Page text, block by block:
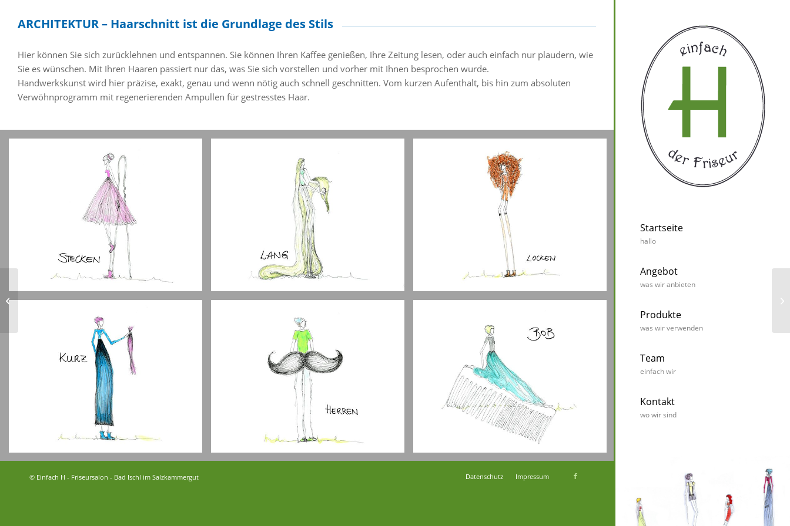
Startseite
hallo
Angebot
was wir anbieten
Produkte
was wir verwenden
Team
einfach wir
Kontakt
wo wir sind
ARCHITEKTUR – Haarschnitt ist die Grundlage des Stils
Hier können Sie sich zurücklehnen und entspannen. Sie können Ihren Kaffee genießen, Ihre Zeitung lesen, oder auch einfach nur plaudern, wie
Sie es wünschen. Mit Ihren Haaren passiert nur das, was Sie sich vorstellen und vorher mit Ihnen besprochen wurde.
Handwerkskunst wird hier präzise, exakt, genau und wenn nötig auch schnell geschnitten. Vom kurzen Aufenthalt, bis hin zum absoluten
Verwöhnprogramm mit regenerierenden Ampullen für gestresstes Haar.
© Einfach H - Friseursalon - Bad Ischl im Salzkammergut Datenschutz Impressum
DEKO – Farbe ist die